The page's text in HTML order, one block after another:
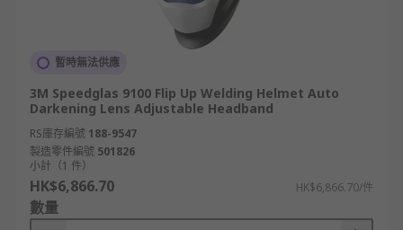
暫時無法供應
3M Speedglas 9100 Flip Up Welding Helmet Auto
Darkening Lens Adjustable Headband
RS庫存編號 188-9547
製造零件編號 501826
小計（1 件）
HK$6,866.70 HK$6,866.70/件
數量